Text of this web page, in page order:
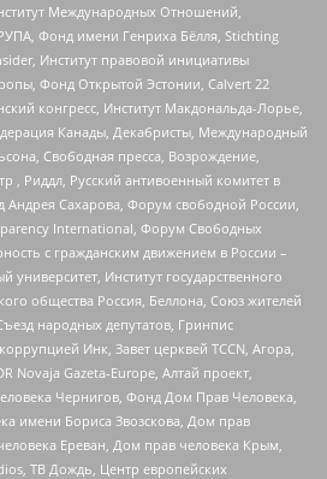
Международных Отношений,
Фонд имени Генриха Бёлля, Stichting
Институт правовой инициативы
Фонд Открытой Эстонии, Calvert 22
конгресс, Институт Макдональда-Лорье,
Канады, Декабристы, Международный
Свободная пресса, Возрождение,
, Риддл, Русский антивоенный комитет в
Сахарова, Форум свободной России,
International, Форум Свободных
с гражданским движением в России –
университет, Институт государственного
общества Россия, Беллона, Союз жителей
народных депутатов, Гринпис
Инк, Завет церквей TCCN, Агора,
Novaja Gazeta-Europe, Алтай проект,
Чернигов, Фонд Дом Прав Человека,
имени Бориса Звозскова, Дом прав
Ереван, Дом прав человека Крым,
ТВ Дождь, Центр европейских